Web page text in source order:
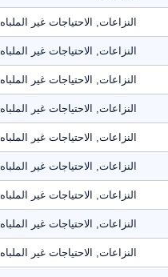
النزاعات, الاحتياجات غير الملباه
النزاعات, الاحتياجات غير الملباه
النزاعات, الاحتياجات غير الملباه
النزاعات, الاحتياجات غير الملباه
النزاعات, الاحتياجات غير الملباه
النزاعات, الاحتياجات غير الملباه
النزاعات, الاحتياجات غير الملباه
النزاعات, الاحتياجات غير الملباه
النزاعات, الاحتياجات غير الملباه